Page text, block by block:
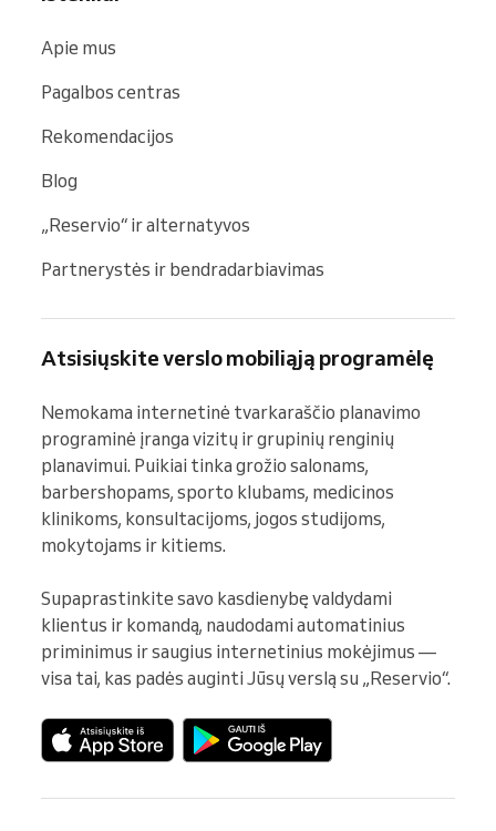
Apie mus
Pagalbos centras
Rekomendacijos
Blog
„Reservio“ ir alternatyvos
Partnerystės ir bendradarbiavimas
Atsisiųskite verslo mobiliąją programėlę
Nemokama internetinė tvarkaraščio planavimo
programinė įranga vizitų ir grupinių renginių
planavimui. Puikiai tinka grožio salonams,
barbershopams, sporto klubams, medicinos
klinikoms, konsultacijoms, jogos studijoms,
mokytojams ir kitiems.
Supaprastinkite savo kasdienybę valdydami
klientus ir komandą, naudodami automatinius
priminimus ir saugius internetinius mokėjimus —
visa tai, kas padės auginti Jūsų verslą su „Reservio“.